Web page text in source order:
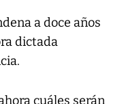
a doce años
dictada
cuáles serán